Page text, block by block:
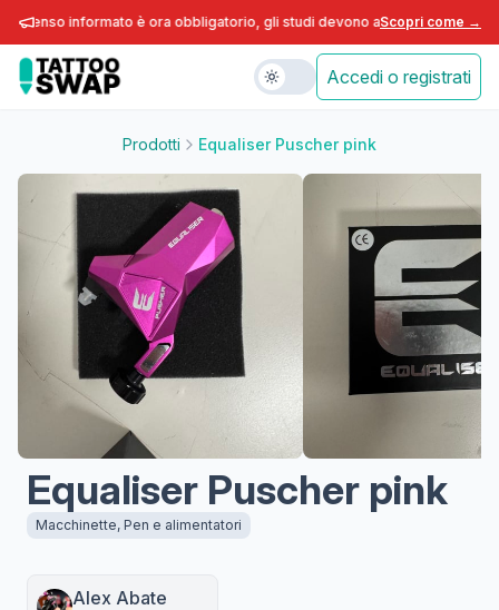
informato è ora obbligatorio, gli studi devono adeguarsi entro fine
Scopri come →
Accedi o registrati
Prodotti Equaliser Puscher pink
Equaliser Puscher pink
Macchinette, Pen e alimentatori
Alex Abate